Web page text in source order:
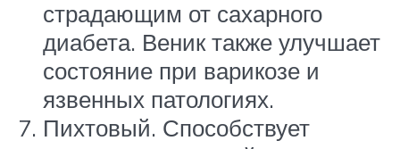
страдающим от сахарного
диабета. Веник также улучшает
состояние при варикозе и
язвенных патологиях.
Пихтовый. Способствует